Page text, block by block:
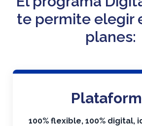
te permite elegir
planes:
100% flexible, 100% digital,